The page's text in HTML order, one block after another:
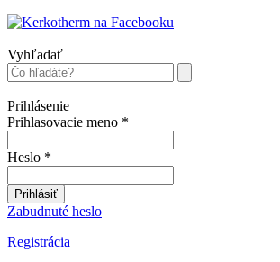
Vyhľadať
Prihlásenie
Prihlasovacie meno *
Heslo *
Prihlásiť
Zabudnuté heslo
Registrácia